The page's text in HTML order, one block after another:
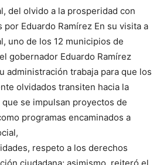
del olvido a la prosperidad con
por Eduardo Ramírez En su visita a
uno de los 12 municipios de
gobernador Eduardo Ramírez
administración trabaja para que los
olvidados transiten hacia la
se impulsan proyectos de
programas encaminados a
respeto a los derechos